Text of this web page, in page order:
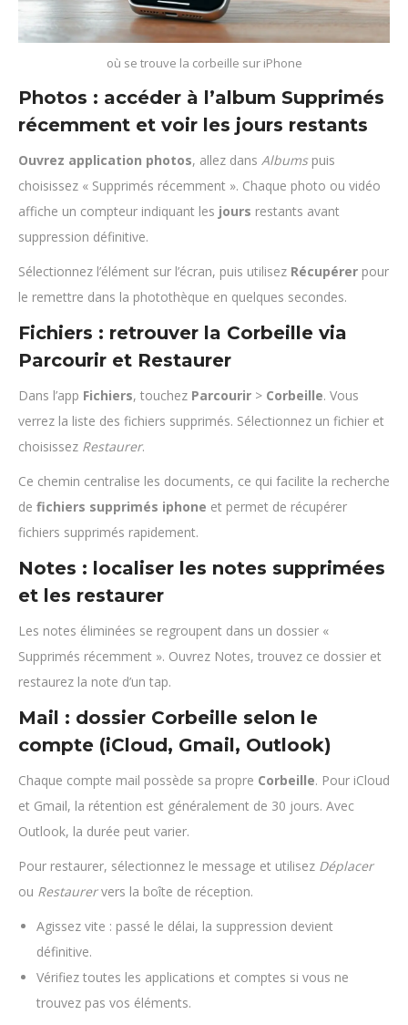
où se trouve la corbeille sur iPhone
Photos : accéder à l’album Supprimés
récemment et voir les jours restants
Ouvrez application photos, allez dans Albumspuis
choisissez « Supprimés récemment ». Chaque photo ou vidéo
affiche un compteur indiquant les jours restants avant
suppression définitive.
Sélectionnez l’élément sur l’écran, puis utilisez Récupérer pour
le remettre dans la photothèque en quelques secondes.
Fichiers : retrouver la Corbeille via
Parcourir et Restaurer
Dans l’app Fichiers, touchez Parcourir > Corbeille. Vous
verrez la liste des fichiers supprimés. Sélectionnez un fichier et
choisissez Restaurer.
Ce chemin centralise les documents, ce qui facilite la recherche
de fichiers supprimés iphone et permet de récupérer
fichiers supprimés rapidement.
Notes : localiser les notes supprimées
et les restaurer
Les notes éliminées se regroupent dans un dossier «
Supprimés récemment ». Ouvrez Notes, trouvez ce dossier et
restaurez la note d’un tap.
Mail : dossier Corbeille selon le
compte (iCloud, Gmail, Outlook)
Chaque compte mail possède sa propre Corbeille. Pour iCloud
et Gmail, la rétention est généralement de 30 jours. Avec
Outlook, la durée peut varier.
Pour restaurer, sélectionnez le message et utilisez Déplacer
ou Restaurervers la boîte de réception.
Agissez vite : passé le délai, la suppression devient
définitive.
Vérifiez toutes les applications et comptes si vous ne
trouvez pas vos éléments.